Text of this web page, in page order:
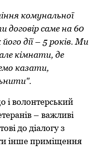
комунальної
договір саме на 60
дії – 5 років. Ми
кімнати, де
казати,
і волонтерський
– важливі
до діалогу з
інше приміщення